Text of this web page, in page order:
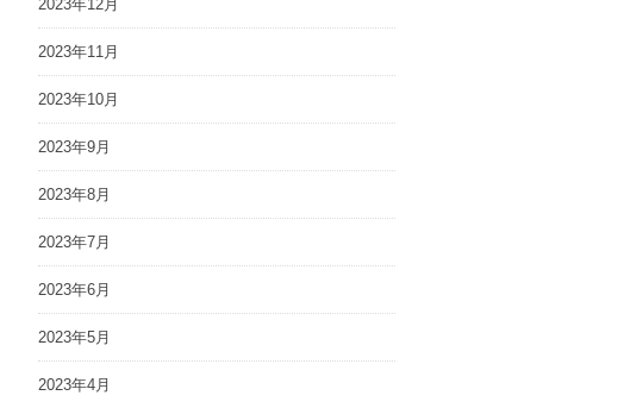
2023年12月
2023年11月
2023年10月
2023年9月
2023年8月
2023年7月
2023年6月
2023年5月
2023年4月